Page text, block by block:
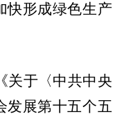
快形成绿色生产
关于〈中共中央
发展第十五个五